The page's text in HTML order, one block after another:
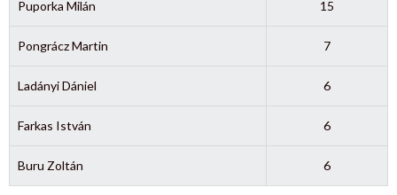
Puporka Milán 15
Pongrácz Martin 7
Ladányi Dániel 6
Farkas István 6
Buru Zoltán 6